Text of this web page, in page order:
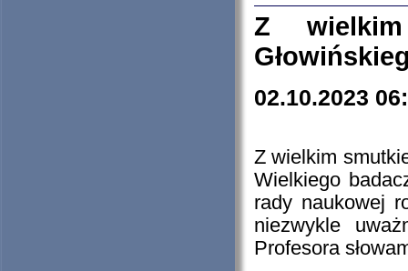
Z
02.10.2023
Z wielkim
Wielkiego
rady naukowej
niezwykle
Profesora